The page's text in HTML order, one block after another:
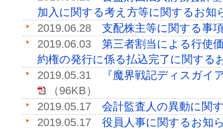
加入に関する考え方等に関するお知
2019.06.28 支配株主等に関する事
2019.06.03 第三者割当による行使
約権の発行に係る払込完了に関する
2019.05.31
『魔界戦記ディスガイ
（96KB）
2019.05.17 会計監査人の異動に関
2019.05.17 役員人事に関するお知